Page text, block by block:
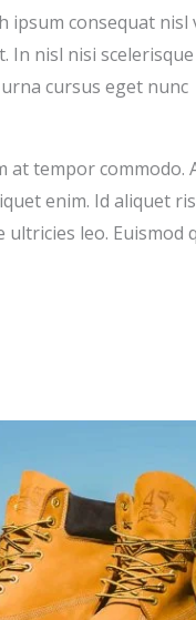
ipsum consequat nisl
In nisl nisi
cursus eget nunc
at tempor commodo.
enim. Id aliquet
leo. Euismod